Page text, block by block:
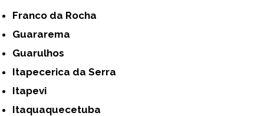
Franco da Rocha
Guararema
Guarulhos
Itapecerica da Serra
Itapevi
Itaquaquecetuba